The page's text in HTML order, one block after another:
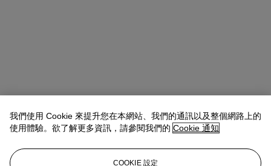
我們使用 Cookie 來提升您在本網站、我們的通訊以及整個網路上的
使用體驗。欲了解更多資訊，請參閱我們的 Cookie 通知
COOKIE 設定